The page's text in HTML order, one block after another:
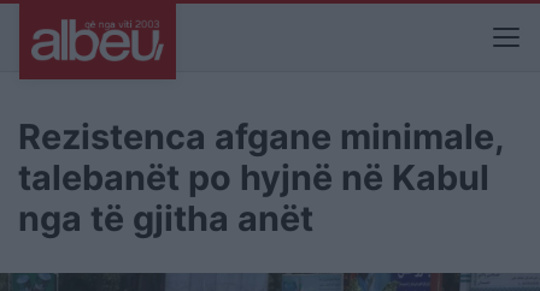
Rezistenca afgane minimale,
talebanët po hyjnë në Kabul
nga të gjitha anët